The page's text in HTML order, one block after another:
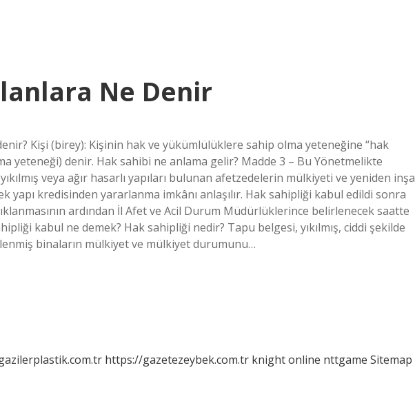
Ne Denir
Kişi (birey): Kişinin hak ve yükümlülüklere sahip olma yeteneğine “hak
yeteneği) denir. Hak sahibi ne anlama gelir? Madde 3 – Bu Yönetmelikte
veya ağır hasarlı yapıları bulunan afetzedelerin mülkiyeti ve yeniden inşa
yapı kredisinden yararlanma imkânı anlaşılır. Hak sahipliği kabul edildi sonra
ardından İl Afet ve Acil Durum Müdürlüklerince belirlenecek saatte
kabul ne demek? Hak sahipliği nedir? Tapu belgesi, yıkılmış, ciddi şekilde
binaların mülkiyet ve mülkiyet durumunu…
https://gazetezeybek.com.tr knight online nttgame Sitemap